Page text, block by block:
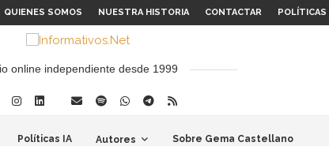
QUIENES SOMOS NUESTRA HISTORIA CONTACTAR POLÍTICAS
online independiente desde 1999
Políticas IA Autores Sobre Gema Castellano